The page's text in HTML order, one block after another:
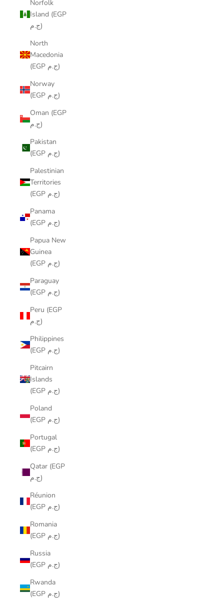
Norfolk
Island (EGP
ج.م)
North
Macedonia
(EGP ج.م)
Norway
(EGP ج.م)
Oman (EGP
ج.م)
Pakistan
(EGP ج.م)
Palestinian
Territories
(EGP ج.م)
Panama
(EGP ج.م)
Papua New
Guinea
(EGP ج.م)
Paraguay
(EGP ج.م)
Peru (EGP
ج.م)
Philippines
(EGP ج.م)
Pitcairn
Islands
(EGP ج.م)
Poland
(EGP ج.م)
Portugal
(EGP ج.م)
Qatar (EGP
ج.م)
Réunion
(EGP ج.م)
Romania
(EGP ج.م)
Russia
(EGP ج.م)
Rwanda
(EGP ج.م)